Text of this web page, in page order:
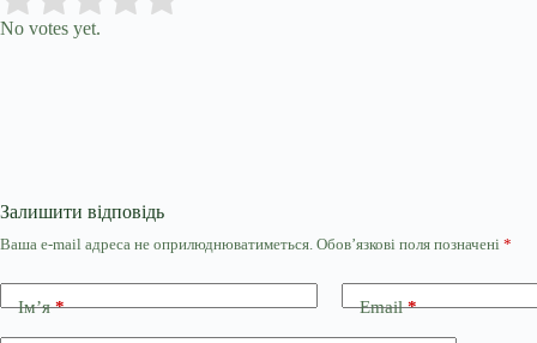
No votes yet.
Залишити відповідь
Ваша e-mail адреса не оприлюднюватиметься. Обов’язкові поля позначені *
Ім’я* Email*